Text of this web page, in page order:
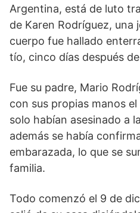
Argentina, está de luto
de Karen Rodríguez, una
cuerpo fue hallado
tío, cinco días después
Fue su padre, Mario
con sus propias manos
solo habían asesinado a
además se había
embarazada, lo que se
familia.
Todo comenzó el 9 de